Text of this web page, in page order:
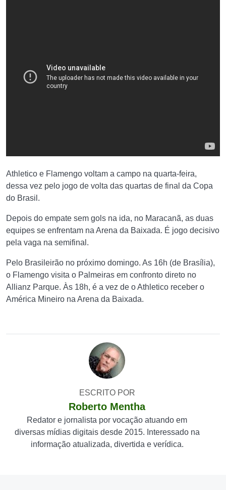
Athletico e Flamengo voltam a campo na quarta-feira,
dessa vez pelo jogo de volta das quartas de final da Copa
do Brasil.
Depois do empate sem gols na ida, no Maracanã, as duas
equipes se enfrentam na Arena da Baixada. É jogo decisivo
pela vaga na semifinal.
Pelo Brasileirão no próximo domingo. As 16h (de Brasília),
o Flamengo visita o Palmeiras em confronto direto no
Allianz Parque. Às 18h, é a vez de o Athletico receber o
América Mineiro na Arena da Baixada.
ESCRITO POR
Roberto Mentha
Redator e jornalista por vocação atuando em
diversas mídias digitais desde 2015. Interessado na
informação atualizada, divertida e verídica.